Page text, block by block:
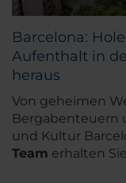
Barcelona:
Aufenthalt in
heraus
Von geheimen
Bergabenteuern
und Kultur
Team erhalten